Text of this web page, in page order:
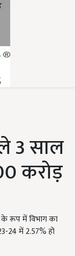
3 साल
करोड़
रूप में विभाग का
24 में 2.57% हो